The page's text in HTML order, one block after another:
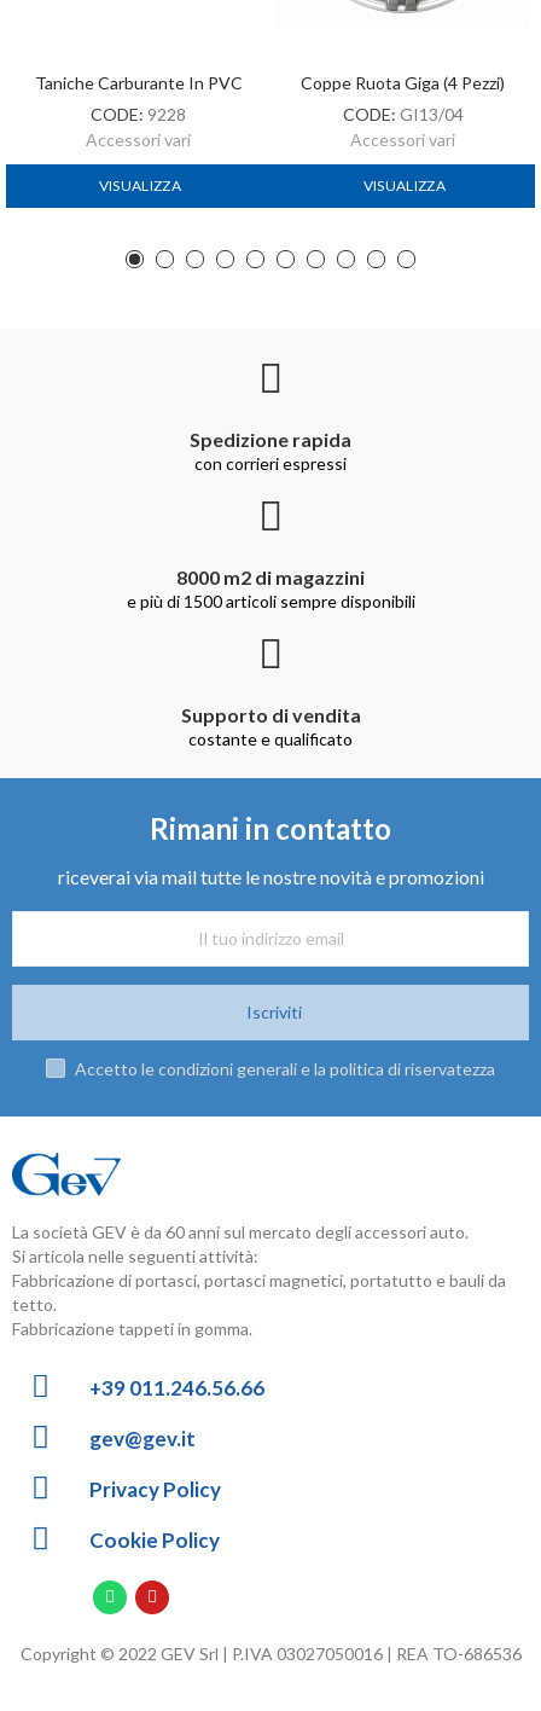
Taniche Carburante In PVC
CODE: 9228
Accessori vari
VISUALIZZA
Coppe Ruota Giga (4 Pezzi)
CODE: GI13/04
Accessori vari
VISUALIZZA
Spedizione rapida
con corrieri espressi
8000 m2 di magazzini
e più di 1500 articoli sempre disponibili
Supporto di vendita
costante e qualificato
Rimani in contatto
riceverai via mail tutte le nostre novità e promozioni
Iscriviti
Accetto le condizioni generali e la politica di riservatezza
La società GEV è da 60 anni sul mercato degli accessori auto.
Si articola nelle seguenti attività:
Fabbricazione di portasci, portasci magnetici, portatutto e bauli da
tetto.
Fabbricazione tappeti in gomma.
+39 011.246.56.66
gev@gev.it
Privacy Policy
Cookie Policy
Copyright © 2022 GEV Srl | P.IVA 03027050016 | REA TO-686536